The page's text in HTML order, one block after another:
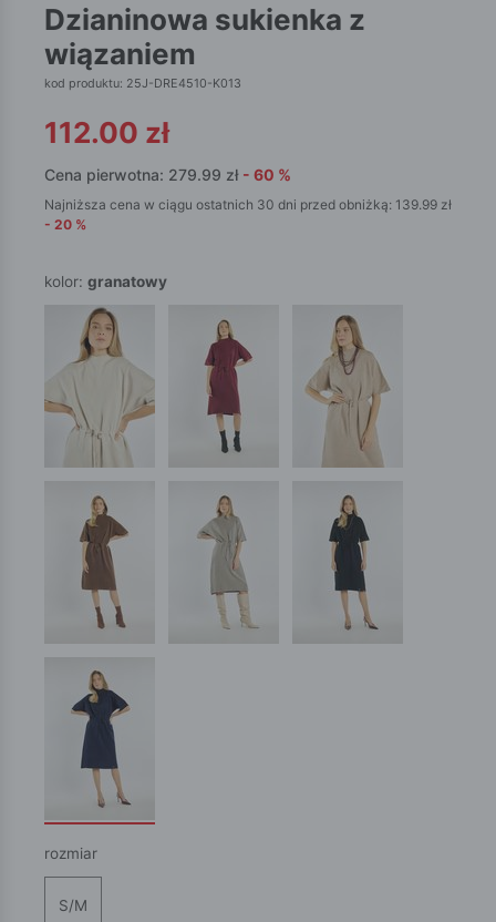
dzianinowa sukienka z
wiązaniem
kod produktu: 25J-DRE4510-K013
112.00 zł
Cena pierwotna: 279.99 zł - 60 %
Najniższa cena w ciągu ostatnich 30 dni przed obniżką: 139.99 zł
- 20 %
kolor: granatowy
rozmiar
S/M